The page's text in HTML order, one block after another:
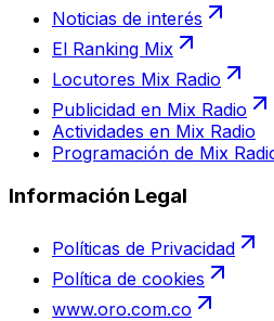
Noticias de interés
El Ranking Mix
Locutores Mix Radio
Publicidad en Mix Radio
Actividades en Mix Radio
Programación de Mix
Información Legal
Políticas de Privacidad
Política de cookies
www.oro.com.co